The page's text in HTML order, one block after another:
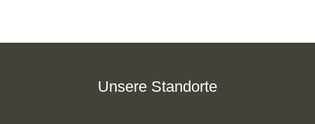
Unsere Standorte